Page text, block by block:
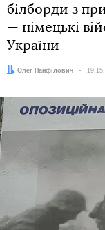
білборди з
— німецькі
України
Автор:
Олег Панфілович Дата: